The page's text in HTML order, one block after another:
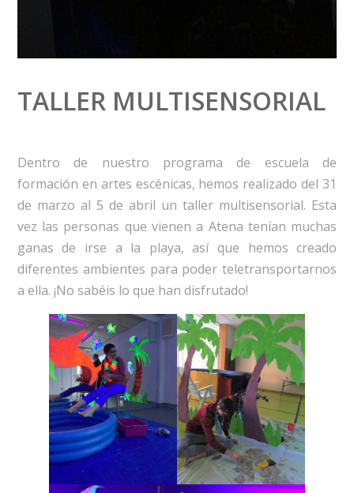
TALLER MULTISENSORIAL
Dentro de nuestro programa de escuela de
formación en artes escénicas, hemos realizado del 31
de marzo al 5 de abril un taller multisensorial. Esta
vez las personas que vienen a Atena tenían muchas
ganas de irse a la playa, así que hemos creado
diferentes ambientes para poder teletransportarnos
a ella. ¡No sabéis lo que han disfrutado!